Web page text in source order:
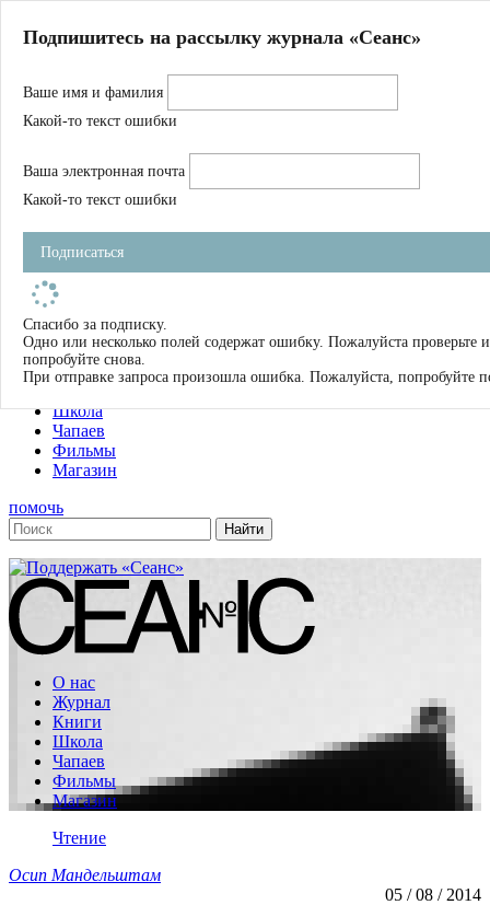
Магазин
Журнал
Школа
Устав
Фильмы
Имена
Тэги
О нас
Журнал
Книги
Школа
Чапаев
Фильмы
Магазин
помочь
О нас
Журнал
Книги
Школа
Чапаев
Фильмы
Магазин
Чтение
Осип Мандельштам
05 / 08 / 2014
Подпишитесь на рассылку журнала «Сеанс»
Ваше имя и фамилия
Какой-то текст ошибки
Ваша электронная почта
Какой-то текст ошибки
Подписаться
Спасибо за подписку.
Одно или несколько полей содержат ошибку. Пожалуйста проверьте и
попробуйте снова.
При отправке запроса произошла ошибка. Пожалуйста, попробуйте